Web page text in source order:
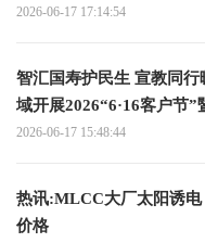
2026-06-17 17:14:54
智汇国寿护民生 宣教同
域开展2026“6·16客户节
2026-06-17 15:48:44
热讯:MLCC大厂太阳诱
价格